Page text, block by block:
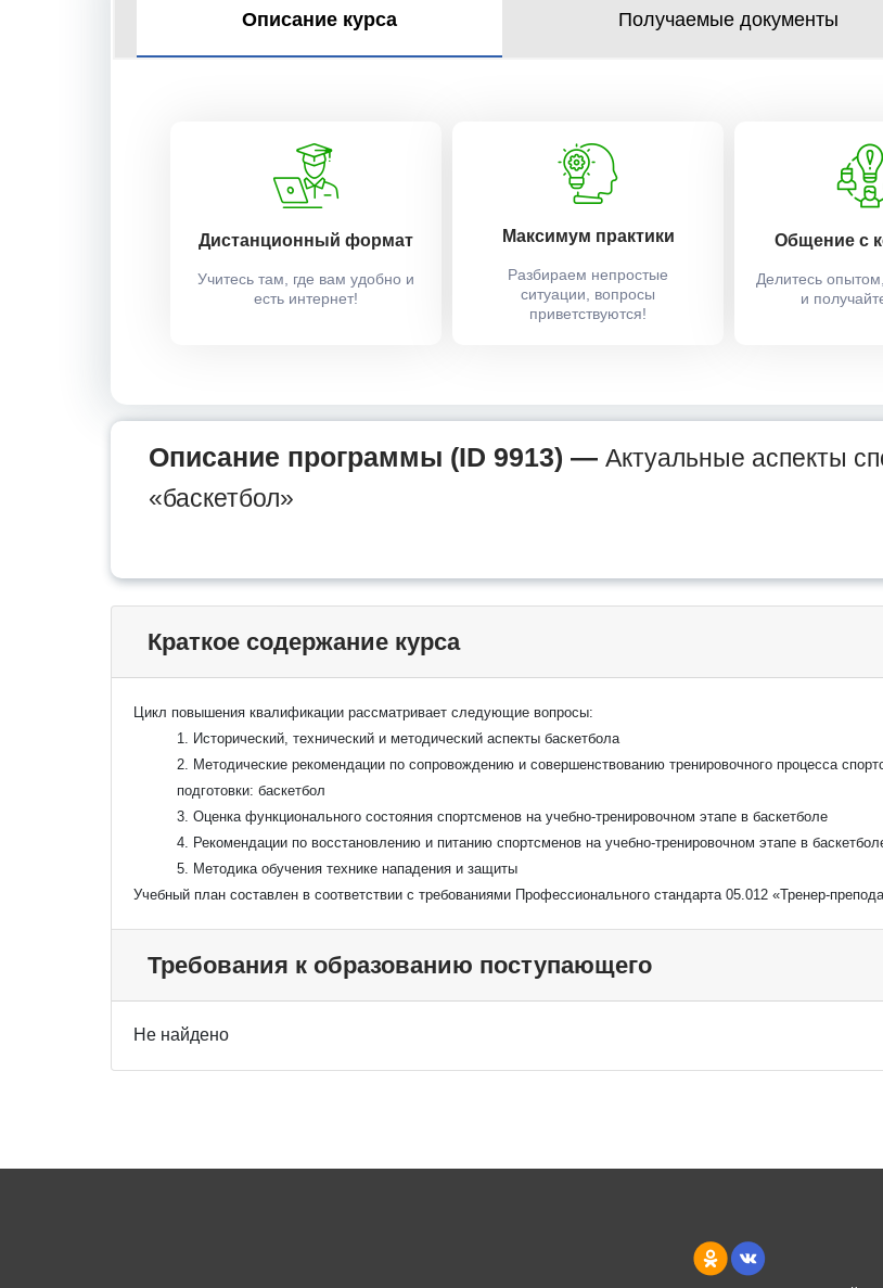
Описание курса Получаемые документы
Дистанционный формат
Учитесь там, где вам удобно и
есть интернет!
Максимум практики
Разбираем непростые
ситуации, вопросы
приветствуются!
Общение с
Делитесь
и
Описание программы (ID 9913) — Актуальные аспекты
«баскетбол»
Краткое содержание курса
Цикл повышения квалификации рассматривает следующие вопросы:
1. Исторический, технический и методический аспекты баскетбола
2. Методические рекомендации по сопровождению и совершенствованию тренировочного процесса
подготовки: баскетбол
3. Оценка функционального состояния спортсменов на учебно-тренировочном этапе в баскетболе
4. Рекомендации по восстановлению и питанию спортсменов на учебно-тренировочном этапе в
5. Методика обучения технике нападения и защиты
Учебный план составлен в соответствии с требованиями Профессионального стандарта 05.012 «Тренер-
Требования к образованию поступающего
Не найдено